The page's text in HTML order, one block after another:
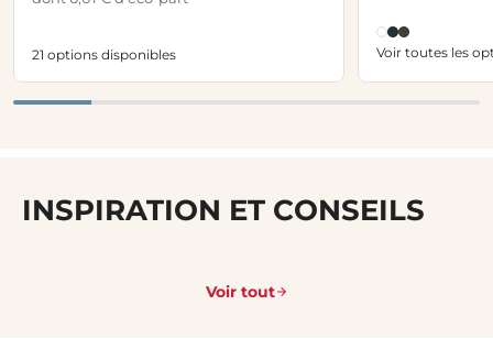
21 options disponibles Voir toutes les
INSPIRATION ET CONSEILS
Voir tout